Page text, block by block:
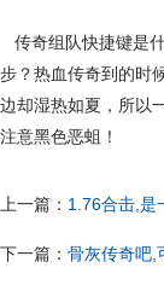
传奇组队快捷键是
步？热血传奇到的时
边却湿热如夏，所以
注意黑色恶蛆！
上一篇： 1.76合击,是
下一篇：骨灰传奇吧,